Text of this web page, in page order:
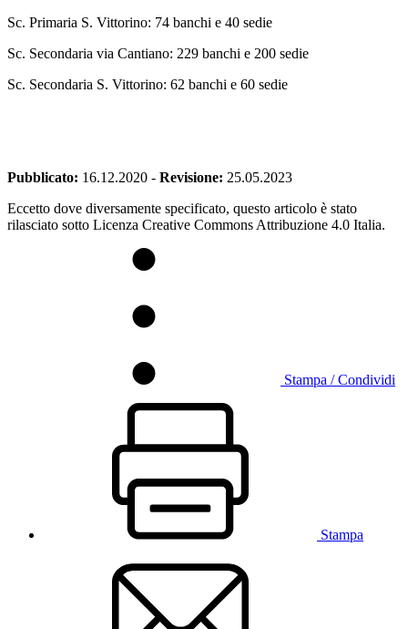
Sc. Primaria S. Vittorino: 74 banchi e 40 sedie
Sc. Secondaria via Cantiano: 229 banchi e 200 sedie
Sc. Secondaria S. Vittorino: 62 banchi e 60 sedie
Pubblicato: 16.12.2020 - Revisione: 25.05.2023
Eccetto dove diversamente specificato, questo articolo è stato
rilasciato sotto Licenza Creative Commons Attribuzione 4.0 Italia.
Stampa / Condividi
Stampa